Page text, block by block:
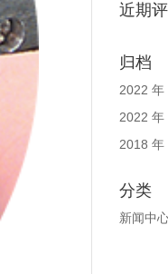
近期
归档
2022 年
2022 年
2018 年
分类
新闻中